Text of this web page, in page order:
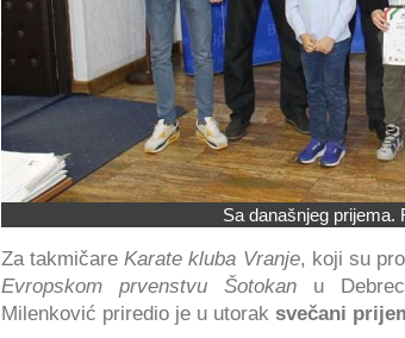
Sa današnjeg prijema.
Za takmičareKarate kluba Vranje, koji su
Evropskom prvenstvu Šotokanu
Milenković priredio je u utorak svečani